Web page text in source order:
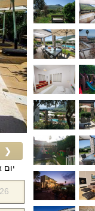
יום
26
❮